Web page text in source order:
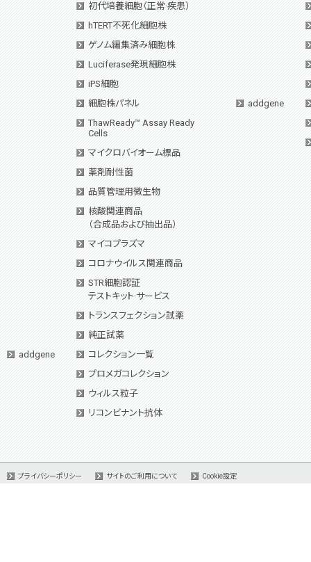
初代培養細胞（正常·疾患）
hTERT不死化細胞株
ゲノム編集済み細胞株
Luciferase発現細胞株
iPS細胞
細胞株パネル
ThawReady™ Assay Ready
Cells
マイクロバイオーム標品
薬剤耐性菌
品質管理用微生物
核酸関連商品
（合成品および抽出品）
マイコプラズマ
コロナウイルス関連商品
STR細胞認証
テストキット·サービス
トランスフェクション試薬
純正試薬
addgene
コレクション一覧
プロメガコレクション
ウィルス粒子
リコンビナント抗体
addgene
プライバシーポリシー サイトのご利用について Cookie設定